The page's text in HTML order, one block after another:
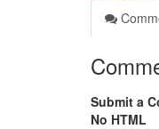
Submit a
No HTML